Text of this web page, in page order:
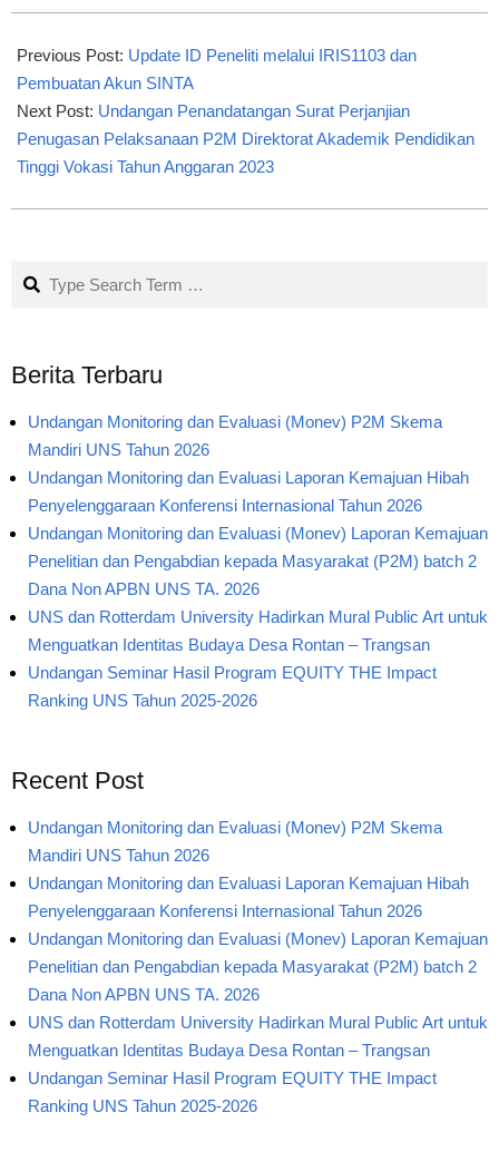
07-
04
Previous Post: Update ID Peneliti melalui IRIS1103 dan
Pembuatan Akun SINTA
Next Post: Undangan Penandatangan Surat Perjanjian
Penugasan Pelaksanaan P2M Direktorat Akademik Pendidikan
Tinggi Vokasi Tahun Anggaran 2023
Search
Berita Terbaru
Undangan Monitoring dan Evaluasi (Monev) P2M Skema
Mandiri UNS Tahun 2026
Undangan Monitoring dan Evaluasi Laporan Kemajuan Hibah
Penyelenggaraan Konferensi Internasional Tahun 2026
Undangan Monitoring dan Evaluasi (Monev) Laporan Kemajuan
Penelitian dan Pengabdian kepada Masyarakat (P2M) batch 2
Dana Non APBN UNS TA. 2026
UNS dan Rotterdam University Hadirkan Mural Public Art untuk
Menguatkan Identitas Budaya Desa Rontan – Trangsan
Undangan Seminar Hasil Program EQUITY THE Impact
Ranking UNS Tahun 2025-2026
Recent Post
Undangan Monitoring dan Evaluasi (Monev) P2M Skema
Mandiri UNS Tahun 2026
Undangan Monitoring dan Evaluasi Laporan Kemajuan Hibah
Penyelenggaraan Konferensi Internasional Tahun 2026
Undangan Monitoring dan Evaluasi (Monev) Laporan Kemajuan
Penelitian dan Pengabdian kepada Masyarakat (P2M) batch 2
Dana Non APBN UNS TA. 2026
UNS dan Rotterdam University Hadirkan Mural Public Art untuk
Menguatkan Identitas Budaya Desa Rontan – Trangsan
Undangan Seminar Hasil Program EQUITY THE Impact
Ranking UNS Tahun 2025-2026